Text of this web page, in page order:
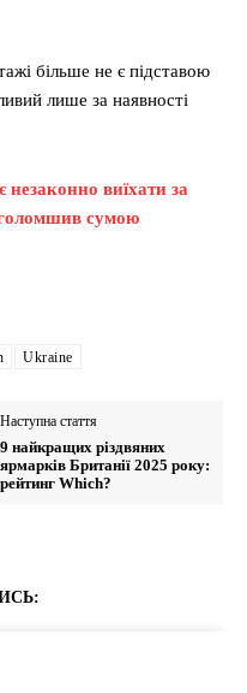
більше не є підставою
лише за наявності
виїхати за
сумою
Ukraine
Наступна стаття
9 найкращих різдвяних
ярмарків Британії 2025 року:
рейтинг Which?